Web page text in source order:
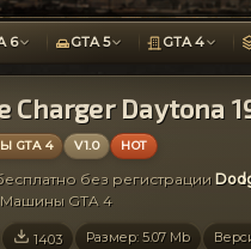
6 GTA 5 GTA 4
Charger Daytona
GTA 4 V1.0 HOT
без регистрации
GTA 4
1403 Размер: 5.07 Mb